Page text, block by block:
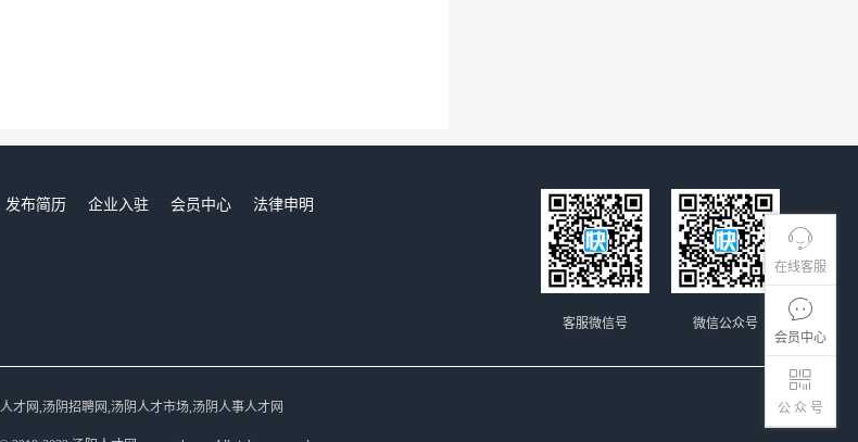
在线客服
会员中心
公 众 号
发布简历 企业入驻 会员中心
法律申明
微信公众号
客服微信号
才网,汤阴招聘网,汤阴人才市场,汤阴人事人才网